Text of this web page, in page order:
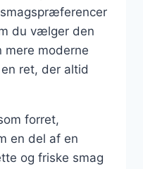
du vælger den
mere moderne
ret, der altid
forret,
en del af en
og friske smag